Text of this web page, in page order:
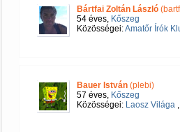
Bártfai Zoltán László
54 éves, Kőszeg
Közösségei:Amatőr Írók
Bauer István (plebi)
57 éves, Kőszeg
Közösségei: Laosz Világa ,